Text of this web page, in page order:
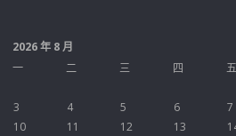
2026 年 8 月
一
二 三 四 五
3
4 5 6 7
10
11 12 13